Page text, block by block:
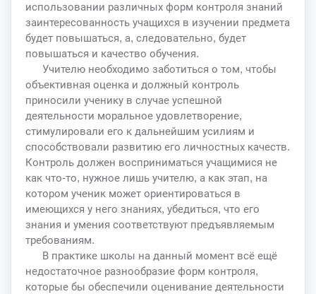
использовании различных форм контроля знаний
заинтересованность учащихся в изучении предмета
будет повышаться, а, следовательно, будет
повышаться и качество обучения.
Учителю необходимо заботиться о том, чтобы
объективная оценка и должный контроль
приносили ученику в случае успешной
деятельности моральное удовлетворение,
стимулировали его к дальнейшим усилиям и
способствовали развитию его личностных качеств.
Контроль должен восприниматься учащимися не
как что-то, нужное лишь учителю, а как этап, на
котором ученик может ориентироваться в
имеющихся у него знаниях, убедиться, что его
знания и умения соответствуют предъявляемым
требованиям.
В практике школы на данный момент всё ещё
недостаточное разнообразие форм контроля,
которые бы обеспечили оценивание деятельности